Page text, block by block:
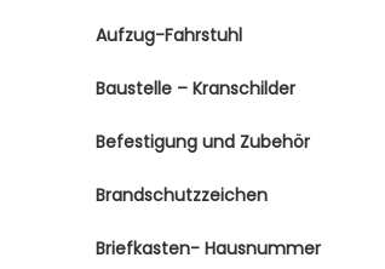
Aufzug-Fahrstuhl
Baustelle – Kranschilder
Befestigung und Zubehör
Brandschutzzeichen
Briefkasten- Hausnummer